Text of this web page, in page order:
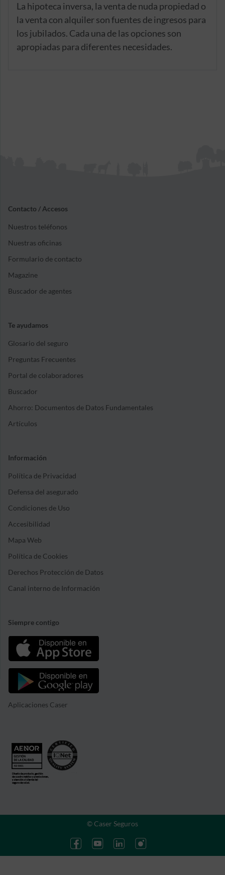
La hipoteca inversa, la venta de nuda propiedad o
la venta con alquiler son fuentes de ingresos para
los jubilados. Cada una de las opciones son
apropiadas para diferentes necesidades.
Contacto / Accesos
Nuestros teléfonos
Nuestras oficinas
Formulario de contacto
Magazine
Buscador de agentes
Te ayudamos
Glosario del seguro
Preguntas Frecuentes
Portal de colaboradores
Buscador
Ahorro: Documentos de Datos Fundamentales
Artículos
Información
Política de Privacidad
Defensa del asegurado
Condiciones de Uso
Accesibilidad
Mapa Web
Política de Cookies
Derechos Protección de Datos
Canal interno de Información
Siempre contigo
Aplicaciones Caser
© Caser Seguros